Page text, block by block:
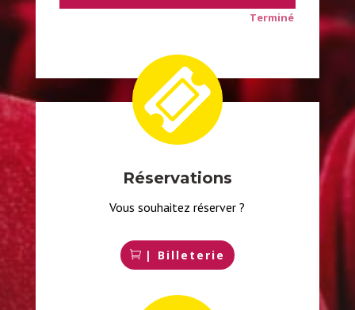
Terminé
Réservations
Vous souhaitez réserver ?
| Billeterie